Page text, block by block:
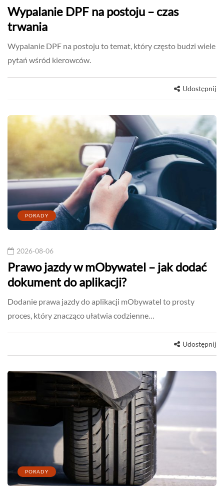
Wypalanie DPF na postoju – czas
trwania
Wypalanie DPF na postoju to temat, który często budzi wiele
pytań wśród kierowców.
Udostępnij
PORADY
2026-08-06
Prawo jazdy w mObywatel – jak dodać
dokument do aplikacji?
Dodanie prawa jazdy do aplikacji mObywatel to prosty
proces, który znacząco ułatwia codzienne…
Udostępnij
PORADY